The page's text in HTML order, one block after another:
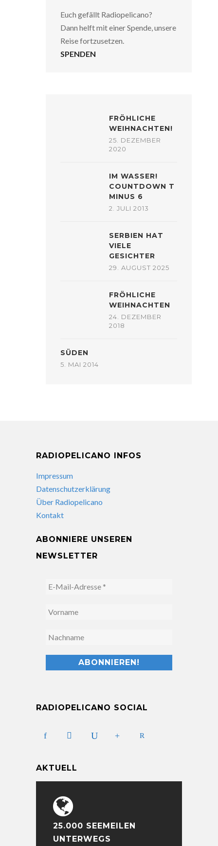
Euch gefällt Radiopelicano?
Dann helft mit einer Spende, unsere
Reise fortzusetzen.
SPENDEN
FRÖHLICHE
WEIHNACHTEN!
25. DEZEMBER
2020
IM WASSER!
COUNTDOWN T
MINUS 6
2. JULI 2013
SERBIEN HAT
VIELE
GESICHTER
29. AUGUST 2025
FRÖHLICHE
WEIHNACHTEN
24. DEZEMBER
2018
SÜDEN
5. MAI 2014
RADIOPELICANO INFOS
Impressum
Datenschutzerklärung
Über Radiopelicano
Kontakt
ABONNIERE UNSEREN
NEWSLETTER
RADIOPELICANO SOCIAL
AKTUELL
25.000 SEEMEILEN
UNTERWEGS